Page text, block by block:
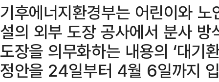
기후에너지환경부는 어린이와
설의 외부 도장 공사에서 분사
도장을 의무화하는 내용의 ‘대기
정안을 24일부터 4월 6일까지